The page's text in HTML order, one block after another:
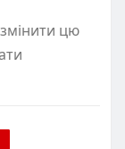
цю